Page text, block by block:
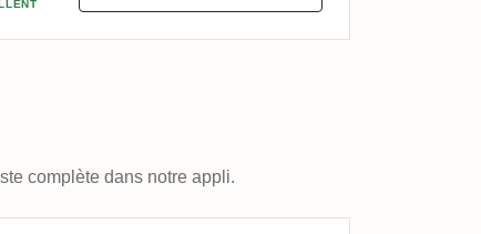
complète dans notre appli.